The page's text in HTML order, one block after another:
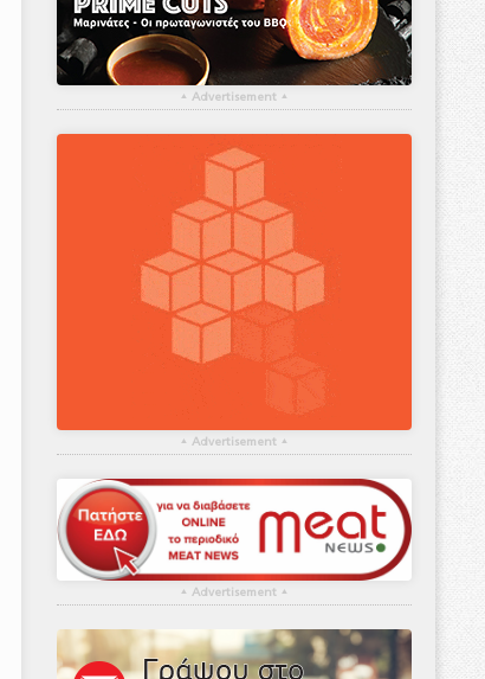
▴ Advertisement ▴
▴ Advertisement ▴
▴ Advertisement ▴